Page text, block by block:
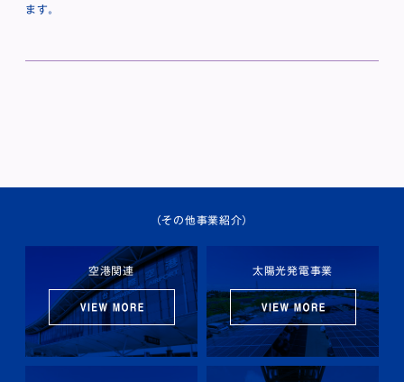
ます。
（その他事業紹介）
空港関連 太陽光発電事業